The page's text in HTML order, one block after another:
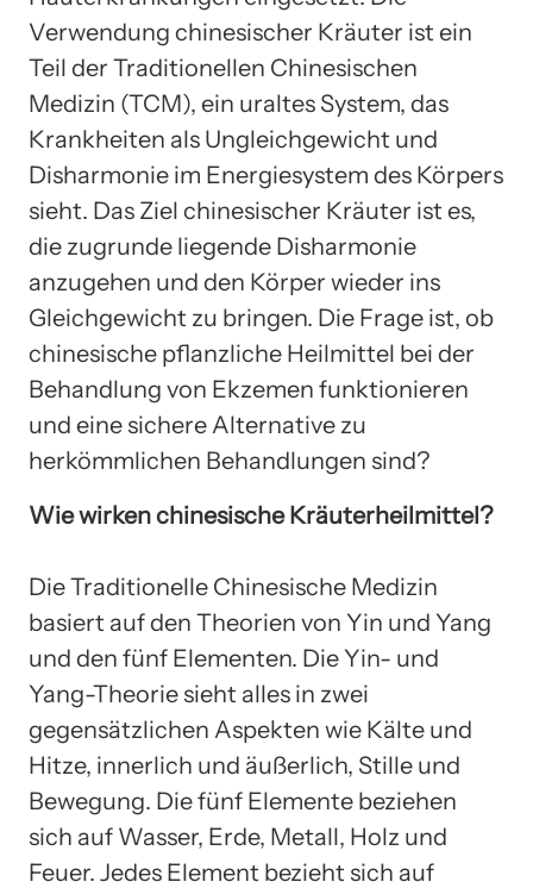
Verwendung chinesischer Kräuter ist ein
Teil der Traditionellen Chinesischen
Medizin (TCM), ein uraltes System, das
Krankheiten als Ungleichgewicht und
Disharmonie im Energiesystem des Körpers
sieht. Das Ziel chinesischer Kräuter ist es,
die zugrunde liegende Disharmonie
anzugehen und den Körper wieder ins
Gleichgewicht zu bringen. Die Frage ist, ob
chinesische pflanzliche Heilmittel bei der
Behandlung von Ekzemen funktionieren
und eine sichere Alternative zu
herkömmlichen Behandlungen sind?
Wie wirken chinesische Kräuterheilmittel?
Die Traditionelle Chinesische Medizin
basiert auf den Theorien von Yin und Yang
und den fünf Elementen. Die Yin- und
Yang-Theorie sieht alles in zwei
gegensätzlichen Aspekten wie Kälte und
Hitze, innerlich und äußerlich, Stille und
Bewegung. Die fünf Elemente beziehen
sich auf Wasser, Erde, Metall, Holz und
Feuer. Jedes Element bezieht sich auf